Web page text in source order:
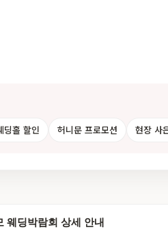
딩홀 할인 허니문 프로모션 현장 사
웨딩박람회 상세 안내